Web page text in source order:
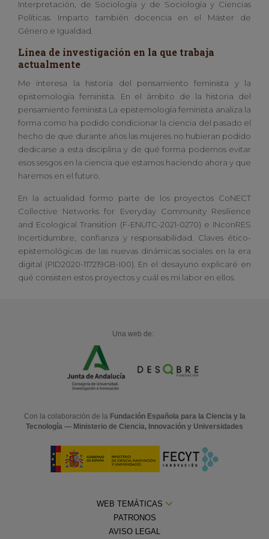
Interpretación, de Sociología y de Sociología y Ciencias
Políticas. Imparto también docencia en el Máster de
Género e Igualdad.
Línea de investigación en la que trabaja
actualmente
Me interesa la historia del pensamiento feminista y la
epistemología feminista. En el ámbito de la historia del
pensamiento feminista La epistemología feminista analiza la
forma como ha podido condicionar la ciencia del pasado el
hecho de que durante años las mujeres no hubieran podido
dedicarse a esta disciplina y de qué forma podemos evitar
esos sesgos en la ciencia que estamos haciendo ahora y que
haremos en el futuro.
En la actualidad formo parte de los proyectos CoNECT
Collective Networks for Everyday Community Resilience
and Ecological Transition (F-ENUTC-2021-0270) e INconRES
Incertidumbre, confianza y responsabilidad. Claves ético-
epistemológicas de las nuevas dinámicas sociales en la era
digital (PID2020-117219GB-I00). En el desayuno explicaré en
qué consisten estos proyectos y cuál es mi labor en ellos.
Una web de:
Con la colaboración de la Fundación Española para la Ciencia y la
Tecnología — Ministerio de Ciencia, Innovación y Universidades
WEB TEMÁTICAS
PATRONOS
AVISO LEGAL